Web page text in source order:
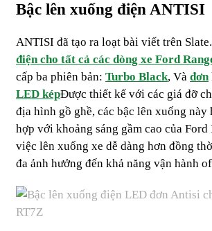
Bậc lên xuống điện ANTISI
ANTISI đã tạo ra loạt bài viết trên Slate.
điện cho tất cả các dòng xe Ford
cấp ba phiên bản: Turbo Black, Và đơn
LED képĐược thiết kế với các giá đỡ
địa hình gồ ghề, các bậc lên xuống này
hợp với khoảng sáng gầm cao của Ford
việc lên xuống xe dễ dàng hơn đồng
đa ảnh hưởng đến khả năng vận hành